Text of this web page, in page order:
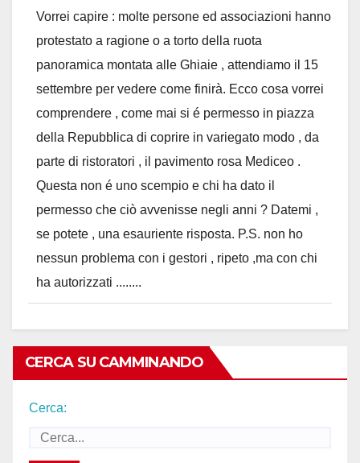
Vorrei capire : molte persone ed associazioni hanno
protestato a ragione o a torto della ruota
panoramica montata alle Ghiaie , attendiamo il 15
settembre per vedere come finirà. Ecco cosa vorrei
comprendere , come mai si é permesso in piazza
della Repubblica di coprire in variegato modo , da
parte di ristoratori , il pavimento rosa Mediceo .
Questa non é uno scempio e chi ha dato il
permesso che ciò avvenisse negli anni ? Datemi ,
se potete , una esauriente risposta. P.S. non ho
nessun problema con i gestori , ripeto ,ma con chi
ha autorizzati ........
CERCA SU CAMMINANDO
Cerca: